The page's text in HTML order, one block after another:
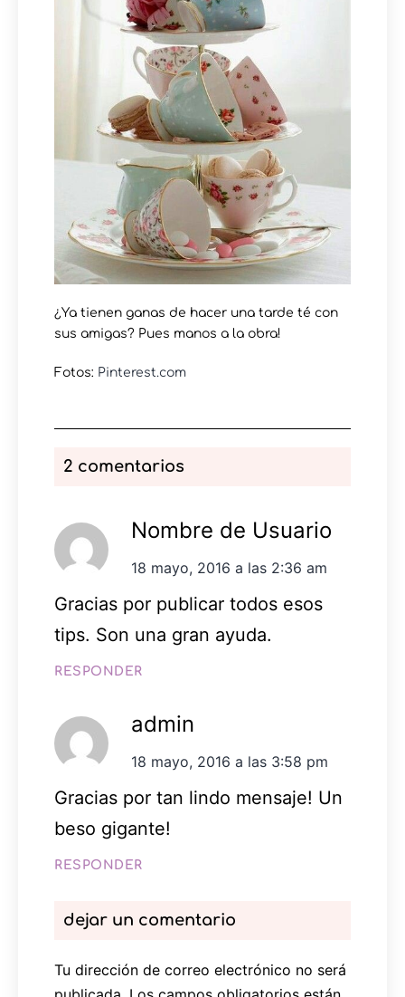
¿Ya tienen ganas de hacer una tarde té con
sus amigas? Pues manos a la obra!
Fotos: Pinterest.com
2 comentarios
Nombre de Usuario
18 mayo, 2016 a las 2:36 am
Gracias por publicar todos esos
tips. Son una gran ayuda.
RESPONDER
admin
18 mayo, 2016 a las 3:58 pm
Gracias por tan lindo mensaje! Un
beso gigante!
RESPONDER
dejar un comentario
Tu dirección de correo electrónico no será